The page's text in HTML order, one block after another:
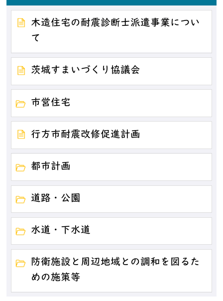
木造住宅の耐震診断士派遣事業につい
て
茨城すまいづくり協議会
市営住宅
行方市耐震改修促進計画
都市計画
道路・公園
水道・下水道
防衛施設と周辺地域との調和を図るた
めの施策等